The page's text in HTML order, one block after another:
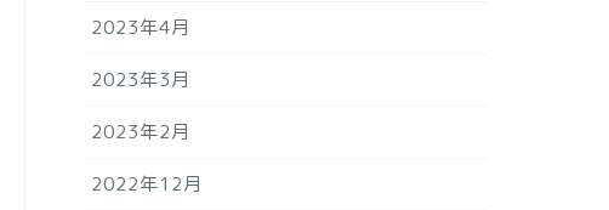
2023年4月
2023年3月
2023年2月
2022年12月